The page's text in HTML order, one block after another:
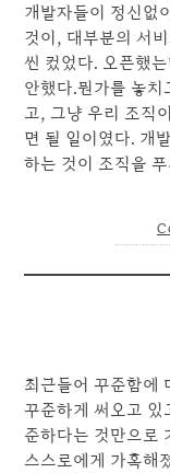
개발자들이 정신없
것이, 대부분의 서
씬 컸었다. 오픈했
안했다.뭔가를 놓
고, 그냥 우리 조직
면 될 일이였다. 개
하는 것이 조직을
최근들어 꾸준함에
꾸준하게 써오고
준하다는 것만으로
스스로에게 가혹해